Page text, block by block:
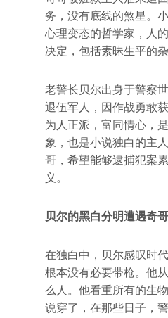
务，没有底线的煞星。
心理变态的哲学家，人
决定，包括素昧生平的杂
老警长贝尔出身于警察
退伍军人，因作战勇敢
为人正派，富同情心，
象，也是小说独白的主
哥，希望能够逮捕犯案
义。
贝尔的黑白分明遭遇奇
在独白中，贝尔感叹时
根本没有必要带枪。他
么人。他看重所有的生
说穿了，在那些日子，